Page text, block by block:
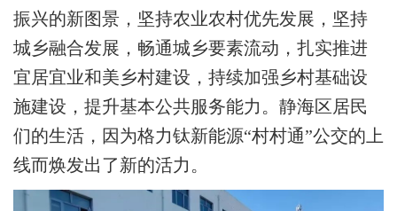
振兴的新图景，坚持农业农村优先发展，坚持
城乡融合发展，畅通城乡要素流动，扎实推进
宜居宜业和美乡村建设，持续加强乡村基础设
施建设，提升基本公共服务能力。静海区居民
们的生活，因为格力钛新能源“村村通”公交的上
线而焕发出了新的活力。